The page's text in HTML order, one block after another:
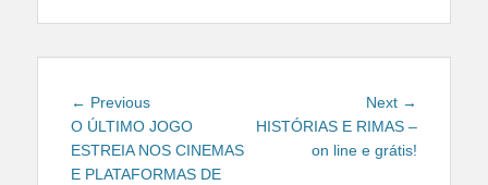
Navegação
de
Post
← PreviousPrevious
post:
O ÚLTIMO JOGO
ESTREIA NOS CINEMAS
E PLATAFORMAS DE
Next →
post:
HISTÓRIAS E RIMAS –
on line e grátis!